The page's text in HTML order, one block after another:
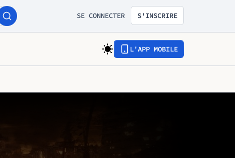
SE CONNECTER S'INSCRIRE
L'APP MOBILE